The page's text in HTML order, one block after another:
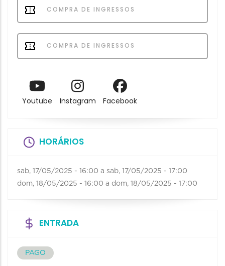
COMPRA DE INGRESSOS
COMPRA DE INGRESSOS
Youtube Instagram Facebook
HORÁRIOS
sab, 17/05/2025 - 16:00 a sab, 17/05/2025 - 17:00
dom, 18/05/2025 - 16:00 a dom, 18/05/2025 - 17:00
ENTRADA
PAGO